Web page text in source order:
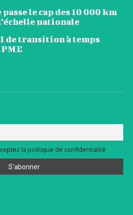
le cap des 10 000 km
nationale
de transition à temps
la politique de confidentialité